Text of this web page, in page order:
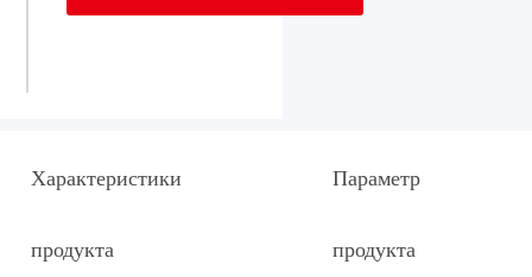
Характеристики
продукта
Параметр
продукта